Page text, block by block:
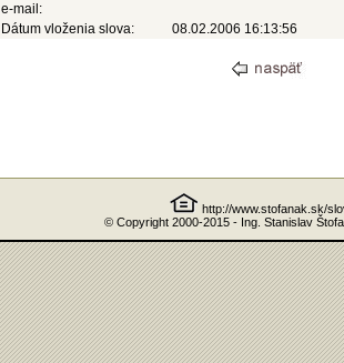
e-mail:
Dátum vloženia slova:
08.02.2006 16:13:56
http://www.stofanak.sk/
© Copyright 2000-2015 - Ing. Stanislav